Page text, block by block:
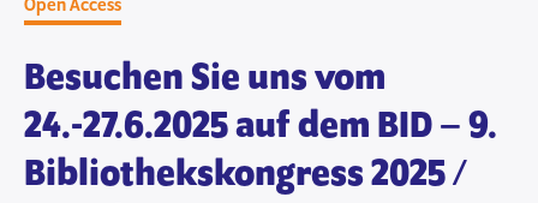
Open Access
Besuchen Sie uns vom
24.-27.6.2025 auf dem BID – 9.
Bibliothekskongress 2025 /